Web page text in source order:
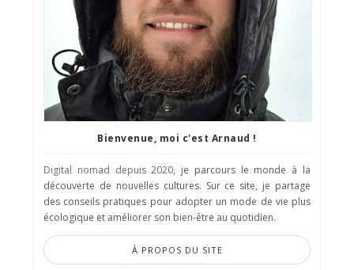
Bienvenue, moi c'est Arnaud !
Digital nomad depuis 2020, je parcours le monde à la
découverte de nouvelles cultures. Sur ce site, je partage
des conseils pratiques pour adopter un mode de vie plus
écologique et améliorer son bien-être au quotidien.
À PROPOS DU SITE